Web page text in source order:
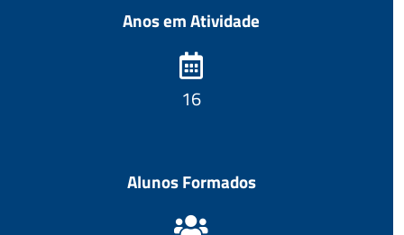
Anos em Atividade
17
Alunos Formados